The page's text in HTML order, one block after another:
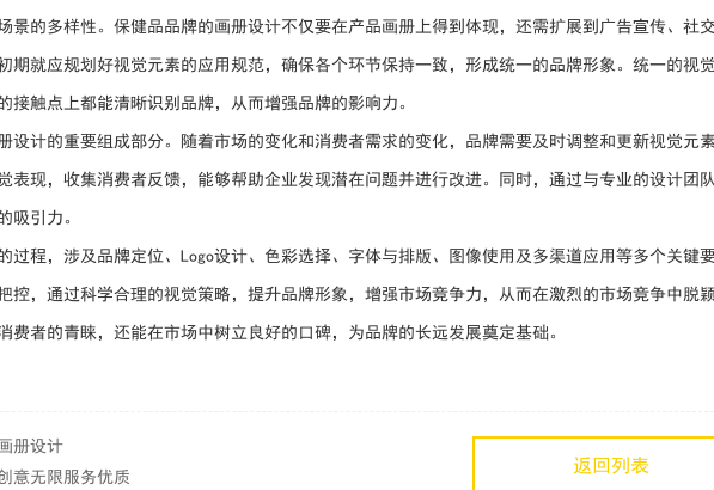
景的多样性。保健品品牌的画册设计不仅要在产品画册上得到体现，还需扩展到广告宣传、社
期就应规划好视觉元素的应用规范，确保各个环节保持一致，形成统一的品牌形象。统一的视
接触点上都能清晰识别品牌，从而增强品牌的影响力。
设计的重要组成部分。随着市场的变化和消费者需求的变化，品牌需要及时调整和更新视觉元
表现，收集消费者反馈，能够帮助企业发现潜在问题并进行改进。同时，通过与专业的设计团
吸引力。
过程，涉及品牌定位、Logo设计、色彩选择、字体与排版、图像使用及多渠道应用等多个关键要
控，通过科学合理的视觉策略，提升品牌形象，增强市场竞争力，从而在激烈的市场竞争中脱
费者的青睐，还能在市场中树立良好的口碑，为品牌的长远发展奠定基础。
册设计
意无限服务优质
返回列表